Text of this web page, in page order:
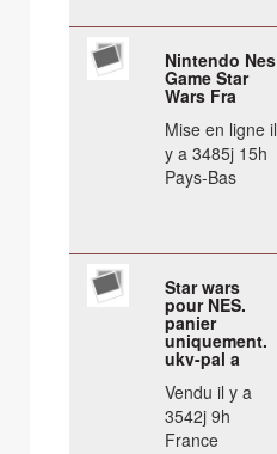
Nintendo Nes
Game Star
Wars Fra
Mise en ligne il
y a 3485j 15h
Pays-Bas
Star wars
pour NES.
panier
uniquement.
ukv-pal a
Vendu il y a
3542j 9h
France